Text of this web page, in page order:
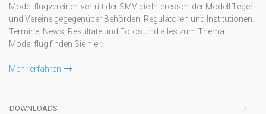
Modellflugvereinen vertritt der SMV die Interessen der Modellflieger
und Vereine gegegenüber Behörden, Regulatoren und Institutionen.
Termine, News, Resultate und Fotos und alles zum Thema
Modellflug finden Sie hier.
Mehr erfahren
DOWNLOADS